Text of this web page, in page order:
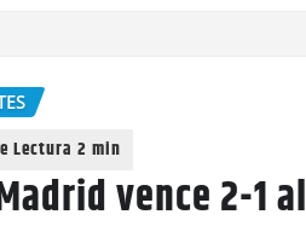
vence 2-1 al